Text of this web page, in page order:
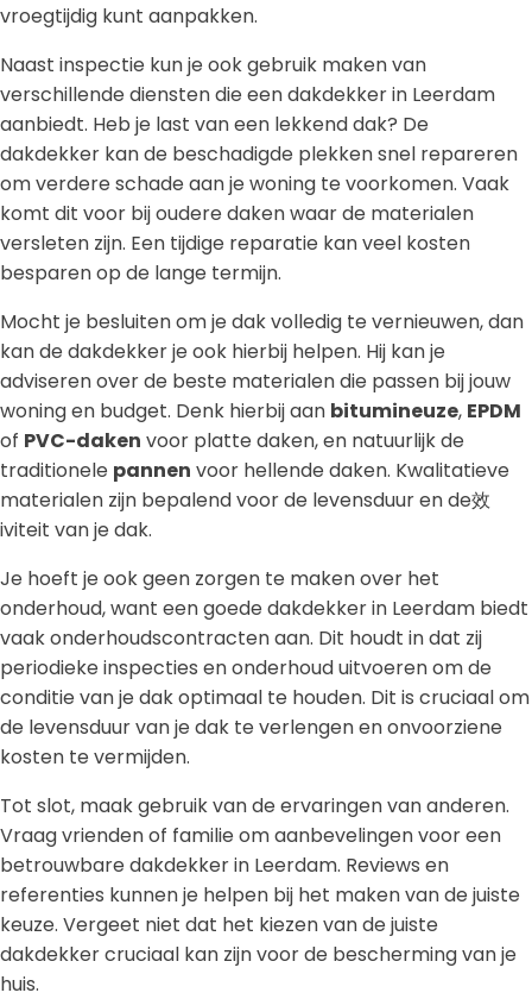
vroegtijdig kunt aanpakken.
Naast inspectie kun je ook gebruik maken van
verschillende diensten die een dakdekker in Leerdam
aanbiedt. Heb je last van een lekkend dak? De
dakdekker kan de beschadigde plekken snel repareren
om verdere schade aan je woning te voorkomen. Vaak
komt dit voor bij oudere daken waar de materialen
versleten zijn. Een tijdige reparatie kan veel kosten
besparen op de lange termijn.
Mocht je besluiten om je dak volledig te vernieuwen, dan
kan de dakdekker je ook hierbij helpen. Hij kan je
adviseren over de beste materialen die passen bij jouw
woning en budget. Denk hierbij aan bitumineuze, EPDM
of PVC-daken voor platte daken, en natuurlijk de
traditionele pannen voor hellende daken. Kwalitatieve
materialen zijn bepalend voor de levensduur en de效
iviteit van je dak.
Je hoeft je ook geen zorgen te maken over het
onderhoud, want een goede dakdekker in Leerdam biedt
vaak onderhoudscontracten aan. Dit houdt in dat zij
periodieke inspecties en onderhoud uitvoeren om de
conditie van je dak optimaal te houden. Dit is cruciaal om
de levensduur van je dak te verlengen en onvoorziene
kosten te vermijden.
Tot slot, maak gebruik van de ervaringen van anderen.
Vraag vrienden of familie om aanbevelingen voor een
betrouwbare dakdekker in Leerdam. Reviews en
referenties kunnen je helpen bij het maken van de juiste
keuze. Vergeet niet dat het kiezen van de juiste
dakdekker cruciaal kan zijn voor de bescherming van je
huis.